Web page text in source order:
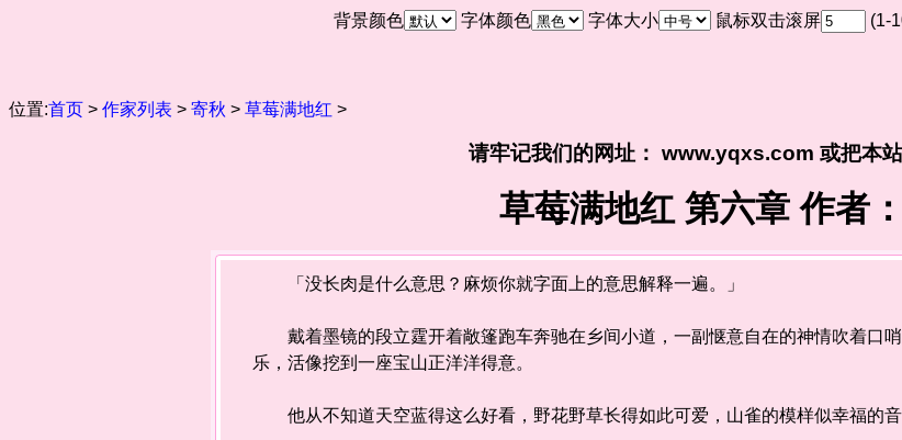
背景颜色 字体颜色 字体大小 鼠标双击滚屏 (1-
位置:首页 > 作家列表 > 寄秋 > 草莓满地红 >
请牢记我们的网址： www.yqxs.com 或把本站
草莓满地红 第六章 作者
「没长肉是什么意思？麻烦你就字面上的意思解释一遍。」
戴着墨镜的段立霆开着敞篷跑车奔驰在乡间小道，一副惬意自在的神情吹着口
乐，活像挖到一座宝山正洋洋得意。
他从不知道天空蓝得这么好看，野花野草长得如此可爱，山雀的模样似幸福的